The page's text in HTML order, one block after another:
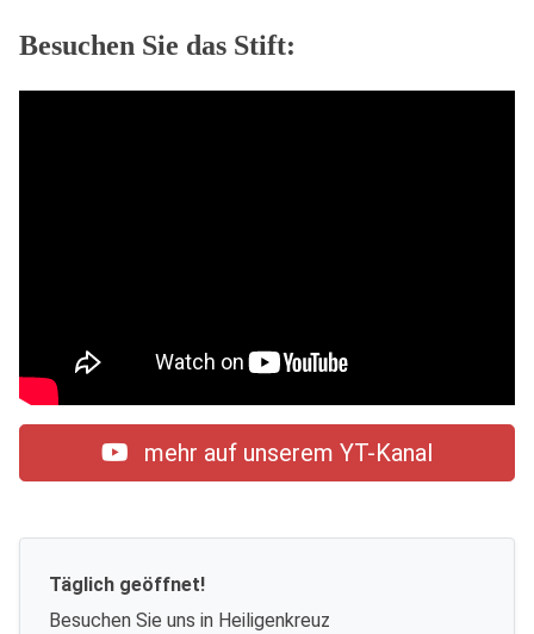
Besuchen Sie das Stift:
mehr auf unserem YT-Kanal
Täglich geöffnet!
Besuchen Sie uns in Heiligenkreuz